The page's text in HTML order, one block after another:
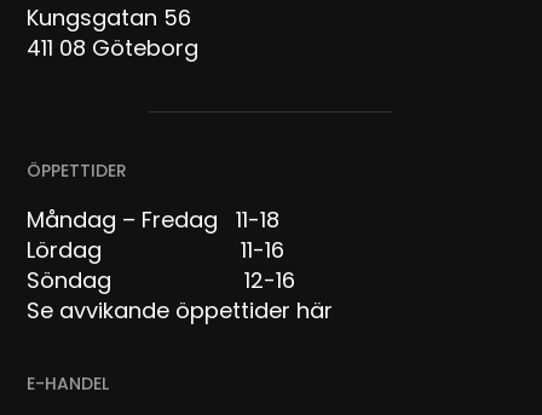
Kungsgatan 56
411 08 Göteborg
ÖPPETTIDER
Måndag – Fredag 11-18
Lördag 11-16
Söndag 12-16
Se avvikande öppettider här
E-HANDEL